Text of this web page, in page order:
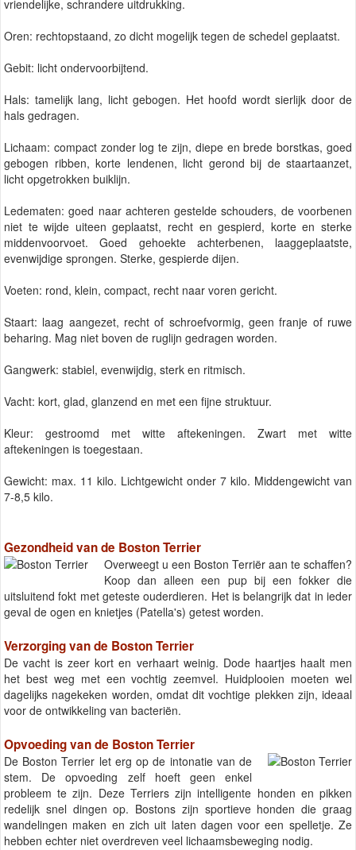
vriendelijke, schrandere uitdrukking.
Oren: rechtopstaand, zo dicht mogelijk tegen de schedel geplaatst.
Gebit: licht ondervoorbijtend.
Hals: tamelijk lang, licht gebogen. Het hoofd wordt sierlijk door de
hals gedragen.
Lichaam: compact zonder log te zijn, diepe en brede borstkas, goed
gebogen ribben, korte lendenen, licht gerond bij de staartaanzet,
licht opgetrokken buiklijn.
Ledematen: goed naar achteren gestelde schouders, de voorbenen
niet te wijde uiteen geplaatst, recht en gespierd, korte en sterke
middenvoorvoet. Goed gehoekte achterbenen, laaggeplaatste,
evenwijdige sprongen. Sterke, gespierde dijen.
Voeten: rond, klein, compact, recht naar voren gericht.
Staart: laag aangezet, recht of schroefvormig, geen franje of ruwe
beharing. Mag niet boven de ruglijn gedragen worden.
Gangwerk: stabiel, evenwijdig, sterk en ritmisch.
Vacht: kort, glad, glanzend en met een fijne struktuur.
Kleur: gestroomd met witte aftekeningen. Zwart met witte
aftekeningen is toegestaan.
Gewicht: max. 11 kilo. Lichtgewicht onder 7 kilo. Middengewicht van
7-8,5 kilo.
Gezondheid van de Boston Terrier
Overweegt u een Boston Terriër aan te schaffen?
Koop dan alleen een pup bij een fokker die
uitsluitend fokt met geteste ouderdieren. Het is belangrijk dat in ieder
geval de ogen en knietjes (Patella's) getest worden.
Verzorging van de Boston Terrier
De vacht is zeer kort en verhaart weinig. Dode haartjes haalt men
het best weg met een vochtig zeemvel. Huidplooien moeten wel
dagelijks nagekeken worden, omdat dit vochtige plekken zijn, ideaal
voor de ontwikkeling van bacteriën.
Opvoeding van de Boston Terrier
De Boston Terrier let erg op de intonatie van de
stem. De opvoeding zelf hoeft geen enkel
probleem te zijn. Deze Terriers zijn intelligente honden en pikken
redelijk snel dingen op. Bostons zijn sportieve honden die graag
wandelingen maken en zich uit laten dagen voor een spelletje. Ze
hebben echter niet overdreven veel lichaamsbeweging nodig.